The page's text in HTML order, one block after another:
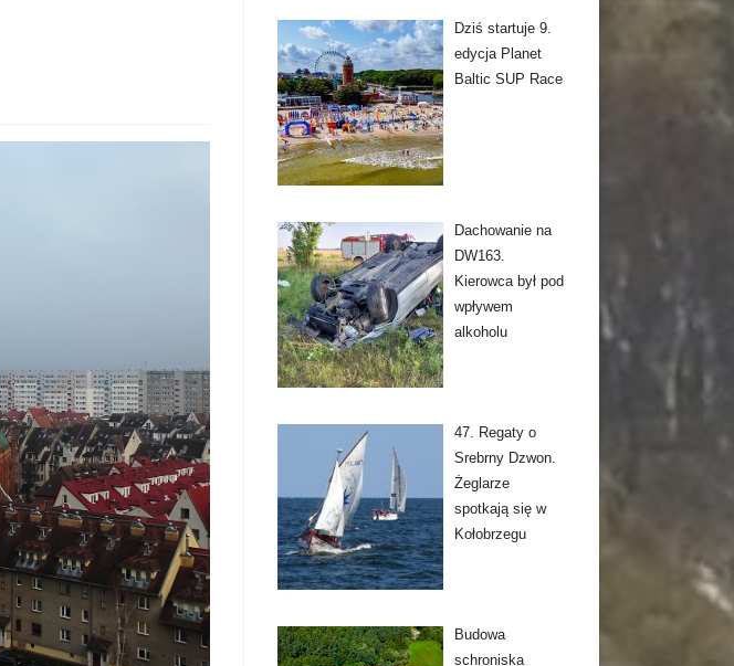
Dziś startuje 9.
edycja Planet
Baltic SUP Race
Dachowanie na
DW163.
Kierowca był pod
wpływem
alkoholu
47. Regaty o
Srebrny Dzwon.
Żeglarze
spotkają się w
Kołobrzegu
Budowa
schroniska